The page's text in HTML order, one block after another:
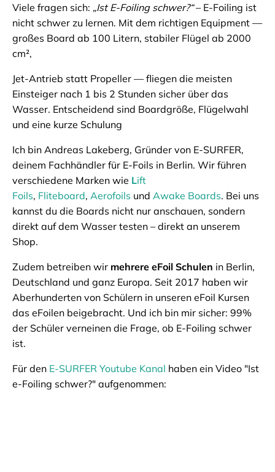
Viele fragen sich: „Ist E-Foiling schwer?“– E-Foiling ist
nicht schwer zu lernen. Mit dem richtigen Equipment —
großes Board ab 100 Litern, stabiler Flügel ab 2000
cm²,
Jet-Antrieb statt Propeller — fliegen die meisten
Einsteiger nach 1 bis 2 Stunden sicher über das
Wasser. Entscheidend sind Boardgröße, Flügelwahl
und eine kurze Schulung
Ich bin Andreas Lakeberg, Gründer von E-SURFER,
deinem Fachhändler für E-Foils in Berlin. Wir führen
verschiedene Marken wie Lift
Foils, Fliteboard, Aerofoils und Awake Boards. Bei uns
kannst du die Boards nicht nur anschauen, sondern
direkt auf dem Wasser testen – direkt an unserem
Shop.
Zudem betreiben wir mehrere eFoil Schulen in Berlin,
Deutschland und ganz Europa. Seit 2017 haben wir
Aberhunderten von Schülern in unseren eFoil Kursen
das eFoilen beigebracht. Und ich bin mir sicher: 99%
der Schüler verneinen die Frage, ob E-Foiling schwer
ist.
Für den E-SURFER Youtube Kanal haben ein Video "Ist
e-Foiling schwer?" aufgenommen: